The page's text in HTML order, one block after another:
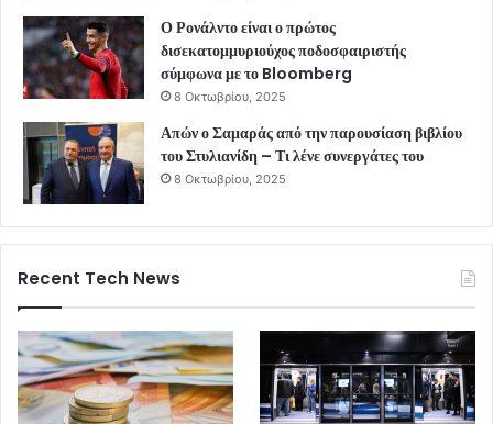
Ο Ρονάλντο είναι ο πρώτος
δισεκατομμυριούχος ποδοσφαιριστής
σύμφωνα με το Bloomberg
8 Οκτωβρίου, 2025
Απών ο Σαμαράς από την παρουσίαση βιβλίου
του Στυλιανίδη – Τι λένε συνεργάτες του
8 Οκτωβρίου, 2025
Recent Tech News